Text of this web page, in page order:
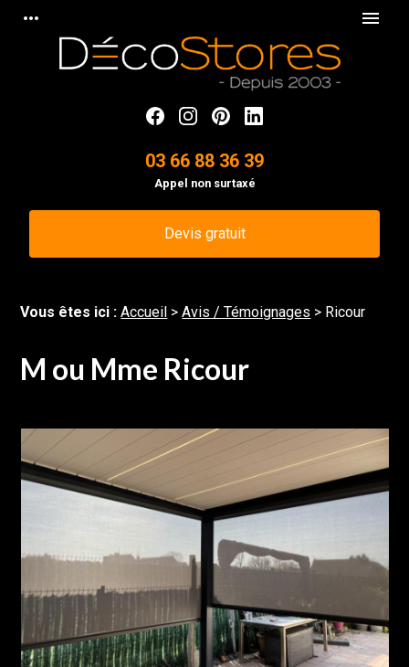
more_horiz menu
03 66 88 36 39
Appel non surtaxé
Devis gratuit
Vous êtes ici :Accueil >Avis / Témoignages > Ricour
M ou Mme Ricour